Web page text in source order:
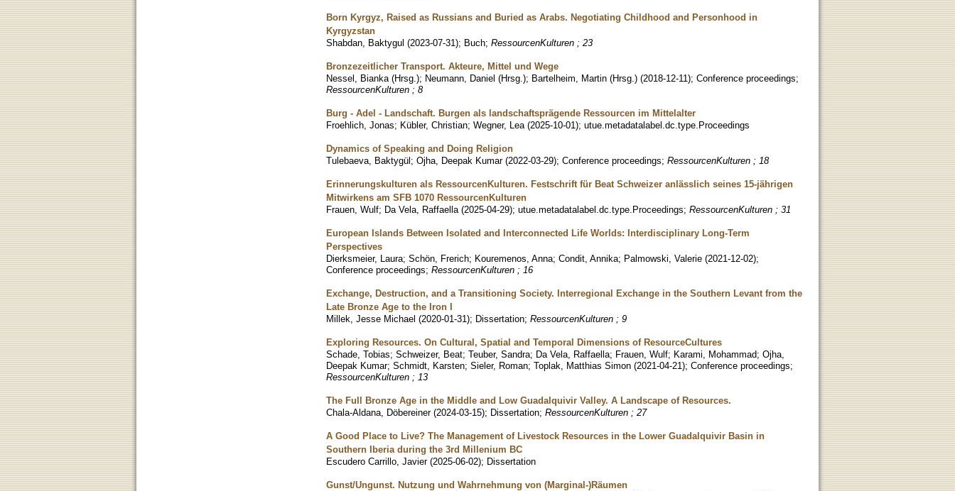
Born Kyrgyz, Raised as Russians and Buried as Arabs. Negotiating Childhood and Personhood in
Kyrgyzstan
Shabdan, Baktygul (2023-07-31); Buch; RessourcenKulturen ; 23
Bronzezeitlicher Transport. Akteure, Mittel und Wege
Nessel, Bianka (Hrsg.); Neumann, Daniel (Hrsg.); Bartelheim, Martin (Hrsg.) (2018-12-11); Conference proceedings;
RessourcenKulturen ; 8
Burg - Adel - Landschaft. Burgen als landschaftsprägende Ressourcen im Mittelalter
Froehlich, Jonas; Kübler, Christian; Wegner, Lea (2025-10-01); utue.metadatalabel.dc.type.Proceedings
Dynamics of Speaking and Doing Religion
Tulebaeva, Baktygül; Ojha, Deepak Kumar (2022-03-29); Conference proceedings; RessourcenKulturen ; 18
Erinnerungskulturen als RessourcenKulturen. Festschrift für Beat Schweizer anlässlich seines 15-jährigen
Mitwirkens am SFB 1070 RessourcenKulturen
Frauen, Wulf; Da Vela, Raffaella (2025-04-29); utue.metadatalabel.dc.type.Proceedings; RessourcenKulturen ; 31
European Islands Between Isolated and Interconnected Life Worlds: Interdisciplinary Long-Term
Perspectives
Dierksmeier, Laura; Schön, Frerich; Kouremenos, Anna; Condit, Annika; Palmowski, Valerie (2021-12-02);
Conference proceedings; RessourcenKulturen ; 16
Exchange, Destruction, and a Transitioning Society. Interregional Exchange in the Southern Levant from the
Late Bronze Age to the Iron I
Millek, Jesse Michael (2020-01-31); Dissertation; RessourcenKulturen ; 9
Exploring Resources. On Cultural, Spatial and Temporal Dimensions of ResourceCultures
Schade, Tobias; Schweizer, Beat; Teuber, Sandra; Da Vela, Raffaella; Frauen, Wulf; Karami, Mohammad; Ojha,
Deepak Kumar; Schmidt, Karsten; Sieler, Roman; Toplak, Matthias Simon (2021-04-21); Conference proceedings;
RessourcenKulturen ; 13
The Full Bronze Age in the Middle and Low Guadalquivir Valley. A Landscape of Resources.
Chala-Aldana, Döbereiner (2024-03-15); Dissertation; RessourcenKulturen ; 27
A Good Place to Live? The Management of Livestock Resources in the Lower Guadalquivir Basin in
Southern Iberia during the 3rd Millenium BC
Escudero Carrillo, Javier (2025-06-02); Dissertation
Gunst/Ungunst. Nutzung und Wahrnehmung von (Marginal-)Räumen